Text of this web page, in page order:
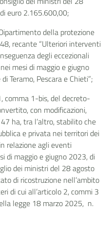
euro 2.165.600,00;
della protezione
recante “Ulteriori interventi
degli eccezionali
mesi di maggio e giugno
Teramo, Pescara e Chieti”;
comma 1-bis, del decreto-
con modificazioni,
ha, tra l’altro, stabilito che
e privata nei territori dei
relazione agli eventi
di maggio e giugno 2023, di
dei ministri del 28 agosto
di ricostruzione nell’ambito
di cui all’articolo 2, commi 3
legge 18 marzo 2025, n.